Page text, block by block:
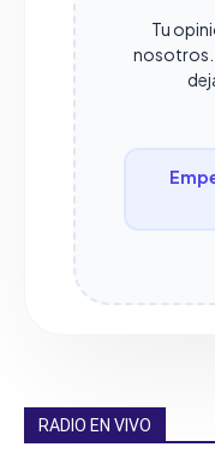
Tu
nosotros.
RADIO EN VIVO